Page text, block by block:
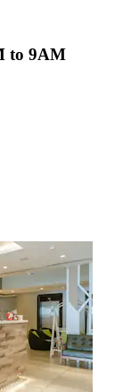
to 9AM